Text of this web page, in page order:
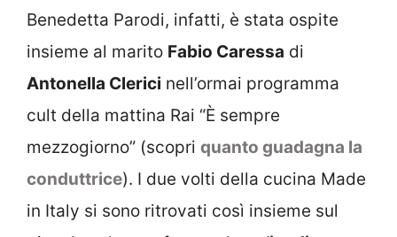
Benedetta Parodi, infatti, è stata ospite
insieme al marito Fabio Caressa di
Antonella Clerici nell’ormai programma
cult della mattina Rai “È sempre
mezzogiorno” (scopri quanto guadagna la
conduttrice). I due volti della cucina Made
in Italy si sono ritrovati così insieme sul